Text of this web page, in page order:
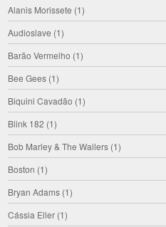
Alanis Morissete (1)
Audioslave (1)
Barão Vermelho (1)
Bee Gees (1)
Biquini Cavadão (1)
Blink 182 (1)
Bob Marley & The Wailers (1)
Boston (1)
Bryan Adams (1)
Cássia Eller (1)